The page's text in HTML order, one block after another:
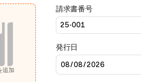
追加
請求書番号
発行日